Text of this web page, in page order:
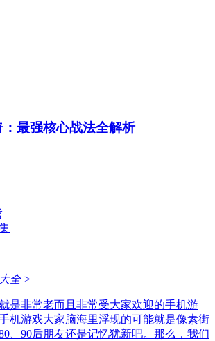
最强核心战法全解析
全 >
是非常老而且非常受大家欢迎的手机游
机游戏大家脑海里浮现的可能就是像素街
、90后朋友还是记忆犹新吧。那么，我们